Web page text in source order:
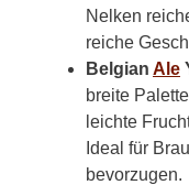
Nelken
reiche
Belgian Ale
breite
leichte
Ideal für
bevorzugen.